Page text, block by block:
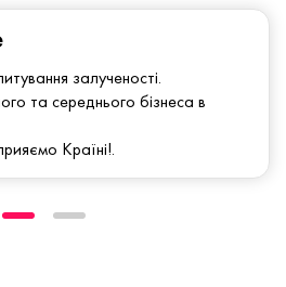
залученості.
та середнього бізнеса в
Країні!.